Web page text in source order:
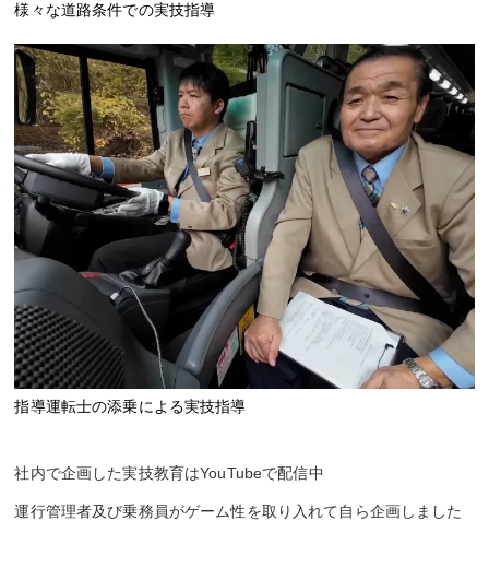
様々な道路条件での実技指導
指導運転士の添乗による実技指導
社内で企画した実技教育はYouTubeで配信中
運行管理者及び乗務員がゲーム性を取り入れて自ら企画しました